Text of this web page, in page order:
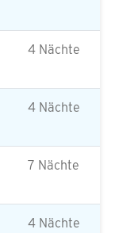
4 Nächte
4 Nächte
7 Nächte
4 Nächte